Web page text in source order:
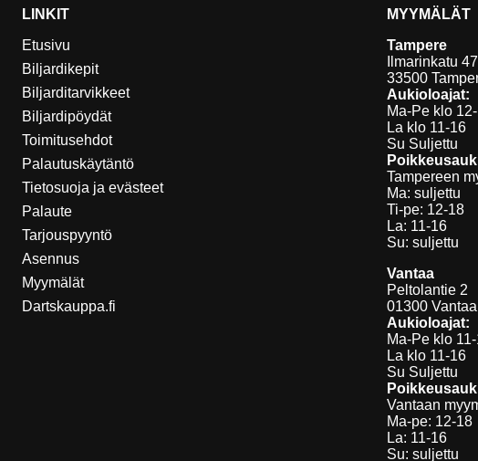
LINKIT
Etusivu
Biljardikepit
Biljarditarvikkeet
Biljardipöydät
Toimitusehdot
Palautuskäytäntö
Tietosuoja ja evästeet
Palaute
Tarjouspyyntö
Asennus
Myymälät
Dartskauppa.fi
MYYMÄLÄT
Tampere
Ilmarinkatu 47
33500
Aukioloajat:
Ma-Pe klo
La klo 11-16
Su Suljettu
Tampereen
Ma: suljettu
Ti-pe: 12-18
La: 11-16
Su: suljettu
Vantaa
Peltolantie 2
01300 Vantaa
Aukioloajat:
Ma-Pe klo
La klo 11-16
Su Suljettu
Vantaan
Ma-pe: 12-18
La: 11-16
Su: suljettu